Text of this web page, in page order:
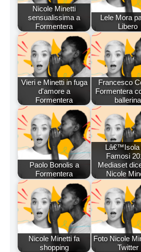
Nicole Minetti
sensualissima a
Formentera
Lele Mora
Libero
Vieri e Minetti in fuga
d'amore a
Formentera
Francesco
Formentera
ballerina
Paolo Bonolis a
Formentera
Lâ€™Isola
Famosi
Mediaset
Nicole
Nicole Minetti fa
shopping
Foto Nicole
Twitter